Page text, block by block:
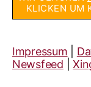
KLICKEN UM
Impressum
Newsfeed |